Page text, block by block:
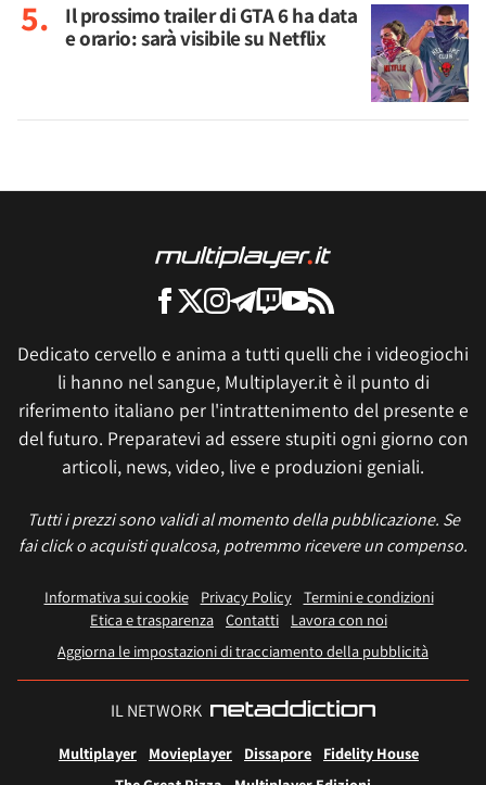
Il prossimo trailer di GTA 6 ha data
e orario: sarà visibile su Netflix
Dedicato cervello e anima a tutti quelli che i videogiochi
li hanno nel sangue, Multiplayer.it è il punto di
riferimento italiano per l'intrattenimento del presente e
del futuro. Preparatevi ad essere stupiti ogni giorno con
articoli, news, video, live e produzioni geniali.
Tutti i prezzi sono validi al momento della pubblicazione. Se
fai click o acquisti qualcosa, potremmo ricevere un compenso.
Informativa sui cookie Privacy Policy
Termini e condizioni
Etica e trasparenza Contatti
Lavora con noi
Aggiorna le impostazioni di tracciamento della pubblicità
IL NETWORK
Multiplayer Movieplayer Dissapore
Fidelity House